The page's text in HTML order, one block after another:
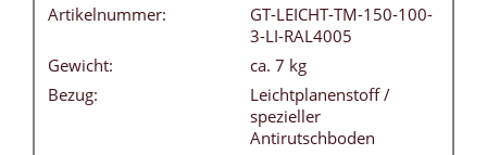
Artikelnummer:
GT-LEICHT-TM-150-100-
3-LI-RAL4005
Gewicht:
ca. 7 kg
Bezug:
Leichtplanenstoff /
spezieller
Antirutschboden